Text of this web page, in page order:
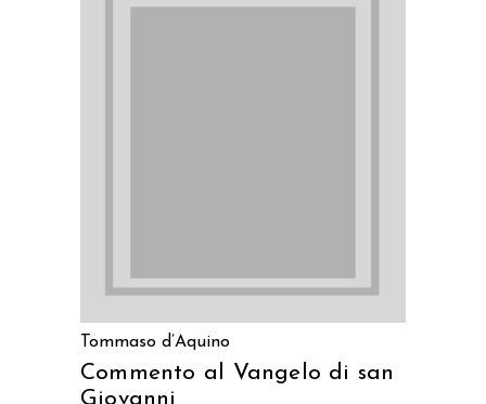
Tommaso d’Aquino
Commento al Vangelo di san